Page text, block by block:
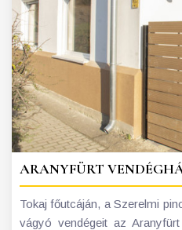
ARANYFÜRT
Tokaj főutcáján, a Szerelmi
vágyó vendégeit az